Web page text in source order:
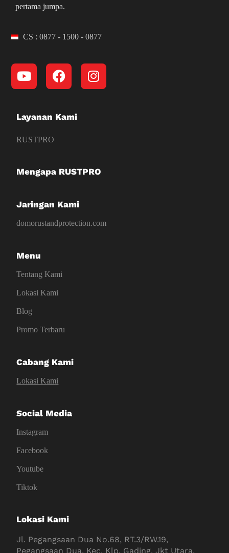
pertama jumpa.
CS : 0877 - 1500 - 0877
Layanan Kami
RUSTPRO
Mengapa RUSTPRO
Jaringan Kami
domorustandprotection.com
Menu
Tentang Kami
Lokasi Kami
Blog
Promo Terbaru
Cabang Kami
Lokasi Kami
Social Media
Instagram
Facebook
Youtube
Tiktok
Lokasi Kami
Jl. Pegangsaan Dua No.68, RT.3/RW.19,
Pegangsaan Dua, Kec. Klp. Gading, Jkt Utara,